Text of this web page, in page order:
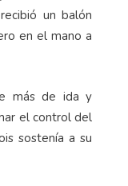
un balón
en el mano a
más de ida y
el control del
sostenía a su